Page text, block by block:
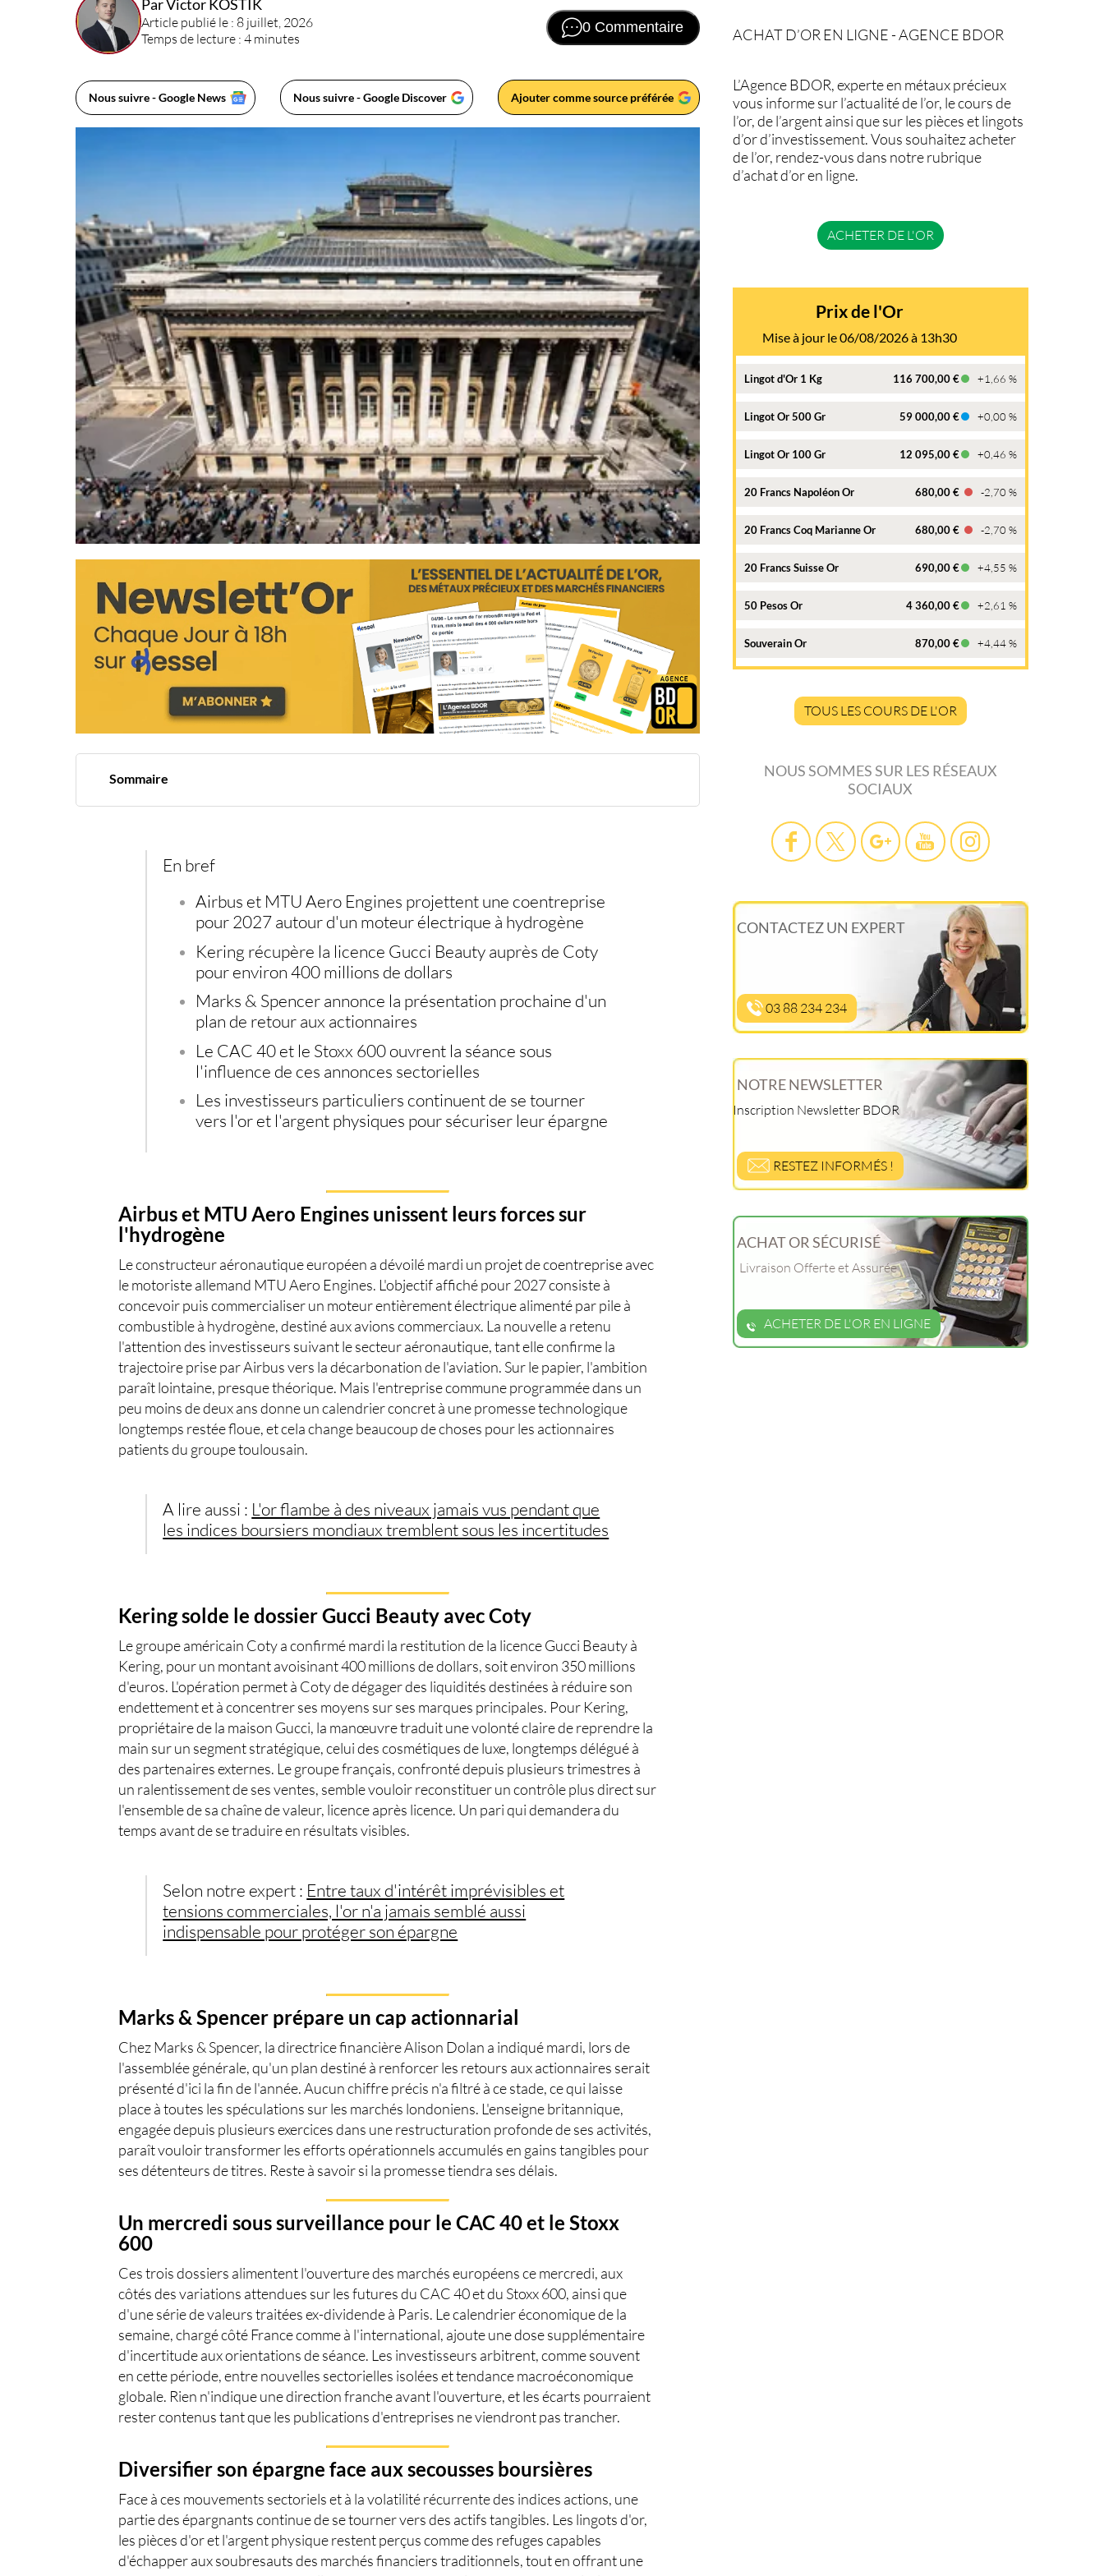
Par Victor KOSTIK
Article publié le : 8 juillet, 2026
Temps de lecture : 4 minutes
0 Commentaire
Nous suivre - Google News Nous suivre - Google Discover Ajouter comme source préférée
Sommaire
Un mercredi sous surveillance pour le CAC 40 et le Stoxx 600
Diversifier son épargne face aux secousses boursières
En bref
Airbus et MTU Aero Engines projettent une coentreprise
pour 2027 autour d'un moteur électrique à hydrogène
Kering récupère la licence Gucci Beauty auprès de Coty
pour environ 400 millions de dollars
Marks & Spencer annonce la présentation prochaine d'un
plan de retour aux actionnaires
Le CAC 40 et le Stoxx 600 ouvrent la séance sous
l'influence de ces annonces sectorielles
Les investisseurs particuliers continuent de se tourner
vers l'or et l'argent physiques pour sécuriser leur épargne
Airbus et MTU Aero Engines unissent leurs forces sur
l'hydrogène
Le constructeur aéronautique européen a dévoilé mardi un projet de coentreprise avec
le motoriste allemand MTU Aero Engines. L'objectif affiché pour 2027 consiste à
concevoir puis commercialiser un moteur entièrement électrique alimenté par pile à
combustible à hydrogène, destiné aux avions commerciaux. La nouvelle a retenu
l'attention des investisseurs suivant le secteur aéronautique, tant elle confirme la
trajectoire prise parAirbusvers la décarbonation de l'aviation. Sur le papier, l'ambition
paraît lointaine, presque théorique. Mais l'entreprise commune programmée dans un
peu moins de deux ans donne un calendrier concret à une promesse technologique
longtemps restée floue, et cela change beaucoup de choses pour les actionnaires
patients du groupe toulousain.
A lire aussi : L'or flambe à des niveaux jamais vus pendant que
les indices boursiers mondiaux tremblent sous les incertitudes
Kering solde le dossier Gucci Beauty avec Coty
Le groupe américain Coty a confirmé mardi la restitution de la licence Gucci Beauty à
Kering, pour un montant avoisinant 400 millions de dollars, soit environ 350 millions
d'euros. L'opération permet à Coty de dégager des liquidités destinées à réduire son
endettement et à concentrer ses moyens sur ses marques principales. Pour Kering,
propriétaire de la maison Gucci, la manœuvre traduit une volonté claire de reprendre la
main sur un segment stratégique, celui des cosmétiques de luxe, longtemps délégué à
des partenaires externes. Le groupe français, confronté depuis plusieurs trimestres à
un ralentissement de ses ventes, semble vouloir reconstituer un contrôle plus direct sur
l'ensemble de sa chaîne de valeur, licence après licence. Un pari qui demandera du
temps avant de se traduire en résultats visibles.
Selon notre expert : Entre taux d'intérêt imprévisibles et
tensions commerciales, l'or n'a jamais semblé aussi
indispensable pour protéger son épargne
Marks & Spencer prépare un cap actionnarial
ChezMarks & Spencer, la directrice financière Alison Dolan a indiqué mardi, lors de
l'assemblée générale, qu'un plan destiné à renforcer les retours aux actionnaires serait
présenté d'ici la fin de l'année. Aucun chiffre précis n'a filtré à ce stade, ce qui laisse
place à toutes les spéculations sur les marchés londoniens. L'enseigne britannique,
engagée depuis plusieurs exercices dans une restructuration profonde de ses activités,
paraît vouloir transformer les efforts opérationnels accumulés en gains tangibles pour
ses détenteurs de titres. Reste à savoir si la promesse tiendra ses délais.
Un mercredi sous surveillance pour le CAC 40 et le Stoxx
600
Ces trois dossiers alimentent l'ouverture des marchés européens ce mercredi, aux
côtés des variations attendues sur les futures du CAC 40et du Stoxx 600, ainsi que
d'une série de valeurs traitées ex-dividende à Paris. Le calendrier économique de la
semaine, chargé côté France comme à l'international, ajoute une dose supplémentaire
d'incertitude aux orientations de séance. Les investisseurs arbitrent, comme souvent
en cette période, entre nouvelles sectorielles isolées et tendance macroéconomique
globale. Rien n'indique une direction franche avant l'ouverture, et les écarts pourraient
rester contenus tant que les publications d'entreprises ne viendront pas trancher.
Diversifier son épargne face aux secousses boursières
Face à ces mouvements sectoriels et à la volatilité récurrente des indices actions, une
partie des épargnants continue de se tourner vers des actifs tangibles. Les lingots d'or,
les pièces d'oret l'argent physiquerestent perçus comme des refuges capables
d'échapper aux soubresauts des marchés financiers traditionnels, tout en offrant une
ACHAT D’OR EN LIGNE - AGENCE BDOR
L’Agence BDOR, experte en métaux précieux
vous informe sur l’actualité de l’or, le cours de
l’or, de l’argent ainsi que sur les pièces et lingots
d’or d’investissement. Vous souhaitez acheter
de l’or, rendez-vous dans notre rubrique
d’achat d’or en ligne.
ACHETER DE L'OR
Prix de l'Or
Mise à jour le 06/08/2026 à 13h30
Lingot d'Or 1 Kg 116 700,00 € +1,66 %
Lingot Or 500 Gr 59 000,00 € +0,00 %
Lingot Or 100 Gr 12 095,00 € +0,46 %
20 Francs Napoléon Or 680,00 € -2,70 %
20 Francs Coq Marianne Or 680,00 € -2,70 %
20 Francs Suisse Or 690,00 € +4,55 %
50 Pesos Or 4 360,00 € +2,61 %
Souverain Or 870,00 € +4,44 %
TOUS LES COURS DE L'OR
NOUS SOMMES SUR LES RÉSEAUX
SOCIAUX
CONTACTEZ UN EXPERT
03 88 234 234
NOTRE NEWSLETTER
Inscription Newsletter BDOR
RESTEZ INFORMÉS !
ACHAT OR SÉCURISÉ
Livraison Offerte et Assurée
ACHETER DE L'OR EN LIGNE